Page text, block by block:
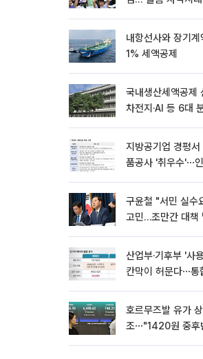
내항선사와 장기계
1% 세액공제
국내생산세액공제
차전지·AI 등 6대
지방공기업 경평
품공사 '취우수'⋯
구윤철 "서민 실수
고민…조만간 대책
산업부·기후부 '사
칸막이 허문다⋯통
호르무즈발 유가
조⋯"1420원 중후